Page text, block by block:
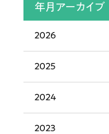
年月アーカイブ
2026
2025
2024
2023